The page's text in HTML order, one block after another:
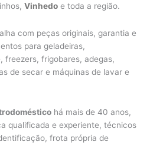
Vinhedo e toda a região.
com peças originais, garantia e
para geladeiras,
freezers, frigobares, adegas,
de secar e máquinas de lavar e
há mais de 40 anos,
qualificada e experiente, técnicos
frota própria de